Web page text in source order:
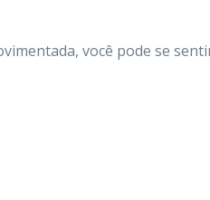
você pode se